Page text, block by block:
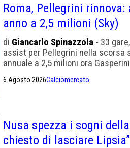
Roma, Pellegrini rinnova:
anno a 2,5 milioni (Sky)
di Giancarlo Spinazzola - 33
assist per Pellegrini nella scorsa
annuale a 2,5 milioni ora
6 Agosto 2026Calciomercato
Nusa spezza i sogni
chiesto di lasciare Lipsia”